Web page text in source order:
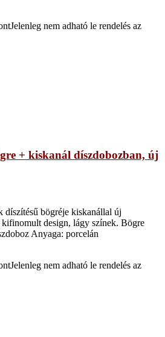
Jelenleg nem adható le rendelés az
+ kiskanál díszdobozban, új
díszítésű bögréje kiskanállal új
design, lágy színek. Bögre
Anyaga: porcelán
Jelenleg nem adható le rendelés az